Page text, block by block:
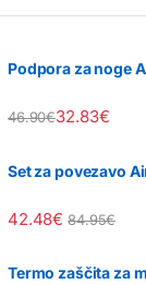
Podpora za noge
46.90€32.83€
Set za povezavo
42.48€ 84.95€
Termo zaščita za